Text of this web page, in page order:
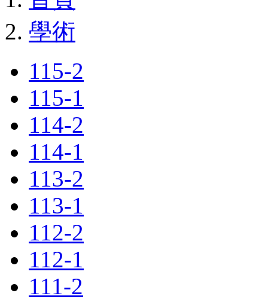
學術
115-2
115-1
114-2
114-1
113-2
113-1
112-2
112-1
111-2